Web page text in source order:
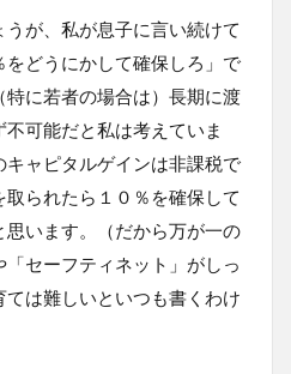
が、私が息子に言い続けて
どうにかして確保しろ」で
に若者の場合は）長期に渡
可能だと私は考えていま
ャピタルゲインは非課税で
られたら１０％を確保して
います。（だから万が一の
セーフティネット」がしっ
は難しいといつも書くわけ